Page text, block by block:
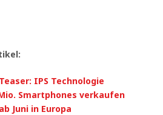
IPS Technologie
Smartphones verkaufen
Juni in Europa